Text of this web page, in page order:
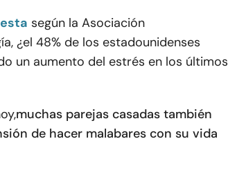
según la Asociación
¿el 48% de los estadounidenses
un aumento del estrés en los últimos
muchas parejas casadas también
de hacer malabares con su vida